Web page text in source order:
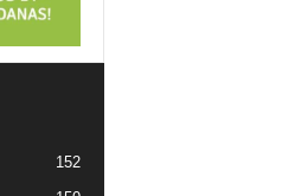
152